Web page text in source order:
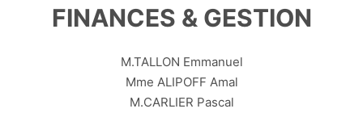
FINANCES & GESTION​
M.TALLON Emmanuel
Mme ALIPOFF Amal
M.CARLIER Pascal